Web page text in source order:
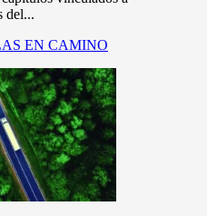
del...
EN CAMINO